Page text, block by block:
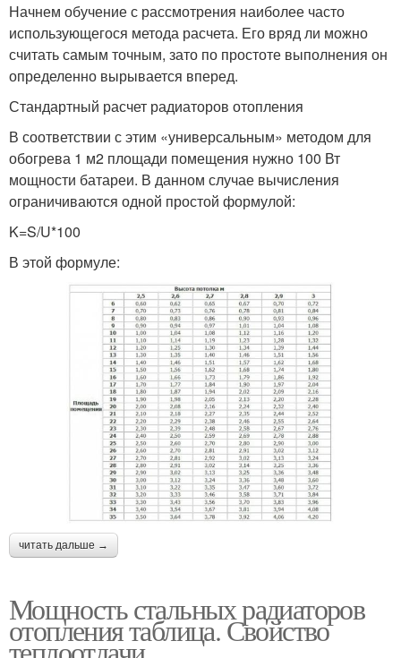
Начнем обучение с рассмотрения наиболее часто
использующегося метода расчета. Его вряд ли можно
считать самым точным, зато по простоте выполнения он
определенно вырывается вперед.
Стандартный расчет радиаторов отопления
В соответствии с этим «универсальным» методом для
обогрева 1 м2 площади помещения нужно 100 Вт
мощности батареи. В данном случае вычисления
ограничиваются одной простой формулой:
K=S/U*100
В этой формуле:
читать дальше →
Мощность стальных радиаторов
отопления таблица. Свойство